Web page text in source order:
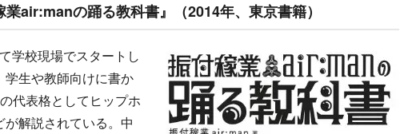
air:manの踊る教科書』（2014年、東京書籍）
学校現場でスタートし
生や教師向けに書か
代表格としてヒップホ
解説されている。中